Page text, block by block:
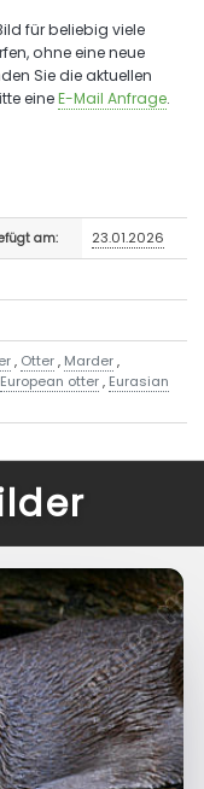
für beliebig viele
ohne eine neue
Sie die aktuellen
eineE-Mail Anfrage.
am: 23.01.2026
, Otter, Marder,
European otter, Eurasian